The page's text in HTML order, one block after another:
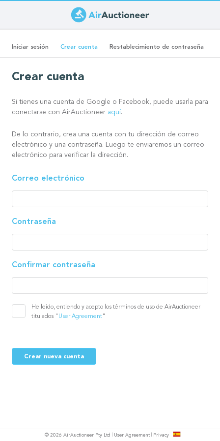
al
contenido
principal
Solapas
Iniciar sesión Crear cuenta (solapa
activa)
Restablecimiento de contraseña
Crear cuenta
Si tienes una cuenta de Google o Facebook, puede usarla para
conectarse con AirAuctioneer aquí.
De lo contrario, crea una cuenta con tu dirección de correo
electrónico y una contraseña. Luego te enviaremos un correo
electrónico para verificar la dirección.
Correo electrónico
Contraseña
Confirmar contraseña
He leído, entiendo y acepto los términos de uso de AirAuctioneer
titulados " User Agreement"
Crear nueva cuenta
© 2026 AirAuctioneer Pty Ltd User Agreement Privacy